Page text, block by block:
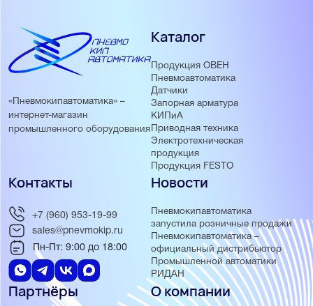
«Пневмокипавтоматика» –
интернет-магазин
промышленного оборудования
Каталог
Продукция ОВЕН
Пневмоавтоматика
Датчики
Запорная арматура
КИПиА
Приводная техника
Электротехническая
продукция
Продукция FESTO
Новости
Пневмокипавтоматика
запустила розничные продажи
Пневмокипавтоматика –
официальный дистрибьютор
Промышленной автоматики
РИДАН
Партнёры О компании
Контакты
+7 (960) 953-19-99
sales@pnevmokip.ru
Пн-Пт: 9:00 до 18:00